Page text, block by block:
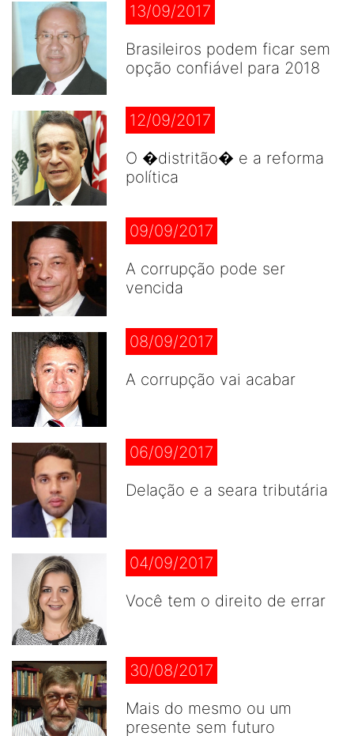
13/09/2017
Brasileiros podem ficar sem
opção confiável para 2018
12/09/2017
O �distritão� e a reforma
política
09/09/2017
A corrupção pode ser
vencida
08/09/2017
A corrupção vai acabar
06/09/2017
Delação e a seara tributária
04/09/2017
Você tem o direito de errar
30/08/2017
Mais do mesmo ou um
presente sem futuro